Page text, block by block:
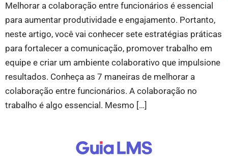
Melhorar a colaboração entre funcionários é essencial
para aumentar produtividade e engajamento. Portanto,
neste artigo, você vai conhecer sete estratégias práticas
para fortalecer a comunicação, promover trabalho em
equipe e criar um ambiente colaborativo que impulsione
resultados. Conheça as 7 maneiras de melhorar a
colaboração entre funcionários. A colaboração no
trabalho é algo essencial. Mesmo […]